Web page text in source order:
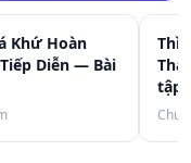
Khứ Hoàn
Diễn — Bài
Thì
tập